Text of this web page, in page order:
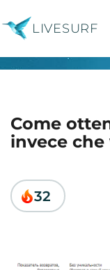
LIVESURF
Come
invece che
32